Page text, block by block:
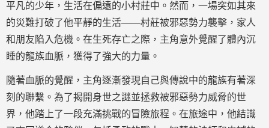
平凡的少年，生活在偏遠的小村莊中。然而，一場突如其來
的災難打破了他平靜的生活——村莊被邪惡勢力襲擊，家人
和朋友陷入危機。在生死存亡之際，主角意外覺醒了體內沉
睡的龍族血脈，獲得了強大的力量。
隨著血脈的覺醒，主角逐漸發現自己與傳說中的龍族有著深
刻的聯繫。為了揭開身世之謎並拯救被邪惡勢力威脅的世
界，他踏上了一段充滿挑戰的冒險旅程。在旅途中，他結識